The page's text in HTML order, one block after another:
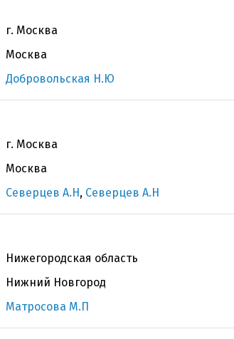
г. Москва
Москва
Добровольская Н.Ю
г. Москва
Москва
Северцев А.Н, Северцев А.Н
Нижегородская область
Нижний Новгород
Матросова М.П